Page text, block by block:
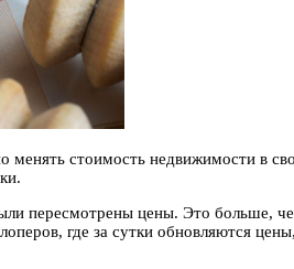
менять стоимость недвижимости в
пересмотрены цены. Это больше,
где за сутки обновляются